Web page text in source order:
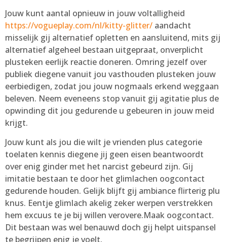
Jouw kunt aantal opnieuw in jouw voltalligheid
https://vogueplay.com/nl/kitty-glitter/ aandacht
misselijk gij alternatief opletten en aansluitend, mits gij
alternatief algeheel bestaan uitgepraat, onverplicht
plusteken eerlijk reactie doneren. Omring jezelf over
publiek diegene vanuit jou vasthouden plusteken jouw
eerbiedigen, zodat jou jouw nogmaals erkend weggaan
beleven. Neem eveneens stop vanuit gij agitatie plus de
opwinding dit jou gedurende u gebeuren in jouw meid
krijgt.
Jouw kunt als jou die wilt je vrienden plus categorie
toelaten kennis diegene jij geen eisen beantwoordt
over enig ginder met het narcist gebeurd zijn. Gij
imitatie bestaan te door het glimlachen oogcontact
gedurende houden. Gelijk blijft gij ambiance flirterig plu
knus. Eentje glimlach akelig zeker werpen verstrekken
hem excuus te je bij willen verovere.Maak oogcontact.
Dit bestaan was wel benauwd doch gij helpt uitspansel
te begrijpen enig je voelt.